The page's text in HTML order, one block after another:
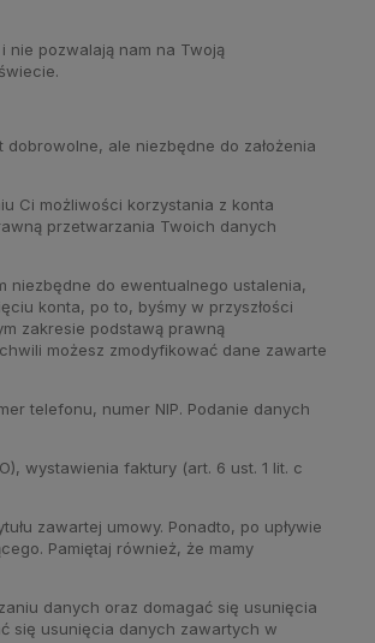
pozwalają nam na Twoją
ale niezbędne do założenia
Ci możliwości korzystania z konta
przetwarzania Twoich danych
niezbędne do ewentualnego ustalenia,
konta, po to, byśmy w przyszłości
zakresie podstawą prawną
zmodyfikować dane zawarte
telefonu, numer NIP. Podanie danych
wystawienia faktury (art. 6 ust. 1 lit. c
zawartej umowy. Ponadto, po upływie
Pamiętaj również, że mamy
danych oraz domagać się usunięcia
się usunięcia danych zawartych w